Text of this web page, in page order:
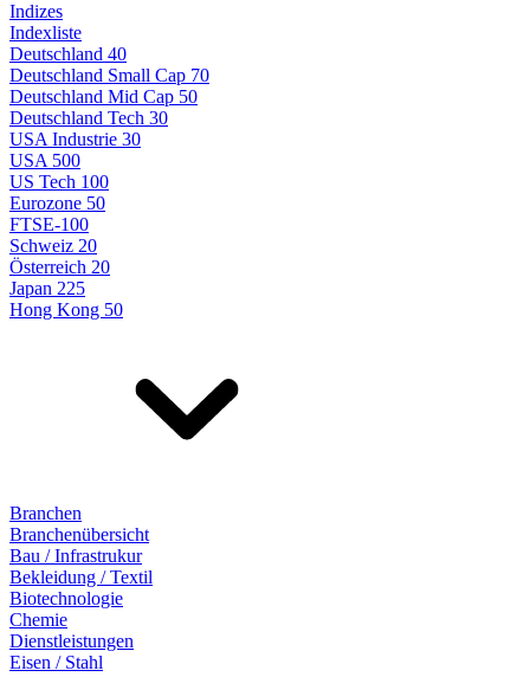
Indizes
Indexliste
Deutschland 40
Deutschland Small Cap 70
Deutschland Mid Cap 50
Deutschland Tech 30
USA Industrie 30
USA 500
US Tech 100
Eurozone 50
FTSE-100
Schweiz 20
Österreich 20
Japan 225
Hong Kong 50
Branchen
Branchenübersicht
Bau / Infrastrukur
Bekleidung / Textil
Biotechnologie
Chemie
Dienstleistungen
Eisen / Stahl